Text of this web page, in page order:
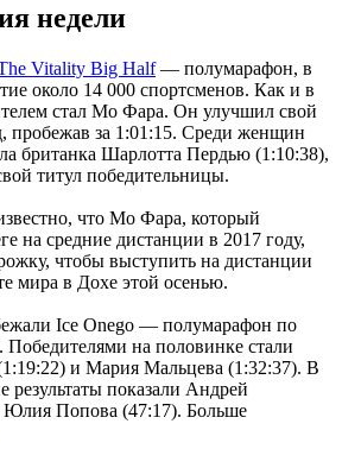
недели
Vitality Big Half— полумарафон, в
около 14 000 спортсменов. Как и в
стал Мо Фара. Он улучшил свой
пробежав за 1:01:15. Среди женщин
британка Шарлотта Пердью (1:10:38),
титул победительницы.
что Мо Фара, который
на средние дистанции в 2017 году,
чтобы выступить на дистанции
мира в Дохе этой осенью.
Ice Onego — полумарафон по
Победителями на половинке стали
и Мария Мальцева (1:32:37). В
результаты показали Андрей
Попова (47:17). Больше